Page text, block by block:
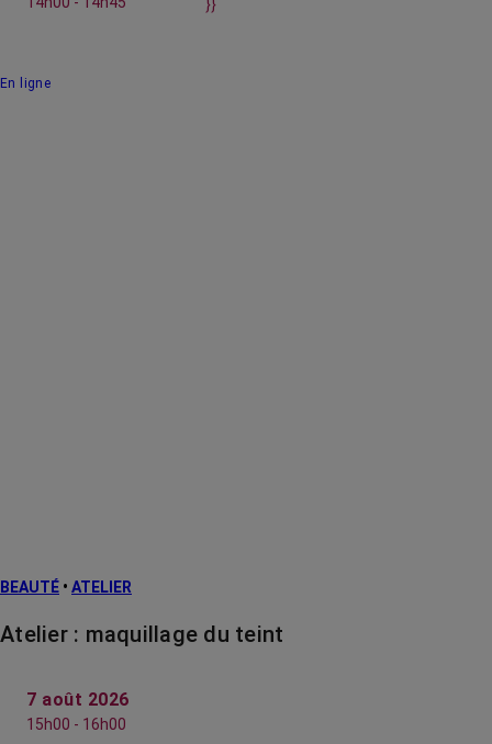
}}
En ligne
BEAUTÉ • ATELIER
Atelier : maquillage du teint
7 août 2026
15h00 - 16h00